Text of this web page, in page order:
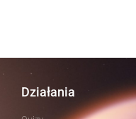
Działania